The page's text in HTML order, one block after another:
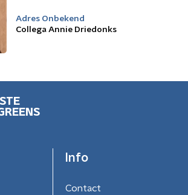
Adres Onbekend
Collega Annie Driedonks
Info
Contact